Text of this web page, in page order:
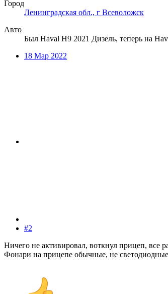
Город
Ленинградская обл., г Всеволожск
Авто
Был Haval H9 2021 Дизель, теперь на
18 Мар 2022
#2
Ничего не активировал, воткнул прицеп, все
Фонари на прицепе обычные, не